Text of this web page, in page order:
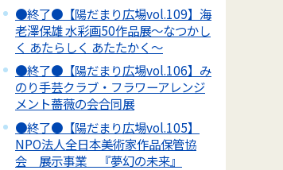
●終了●【陽だまり広場vol.109】海
老澤保雄 水彩画50作品展～なつかし
く あたらしく あたたかく～
●終了●【陽だまり広場vol.106】み
のり手芸クラブ・フラワーアレンジ
メント薔薇の会合同展
●終了●【陽だまり広場vol.105】
NPO法人全日本美術家作品保管協
会 展示事業 『夢幻の未来』